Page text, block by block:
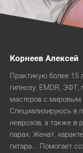
Корнеев Алексей
Практикую более 15
гипнозу, EMDR, ЭФТ,
мастеров с
Специализируюсь в
неврозов, а также в
парах. Женат,
гитара... Помогает